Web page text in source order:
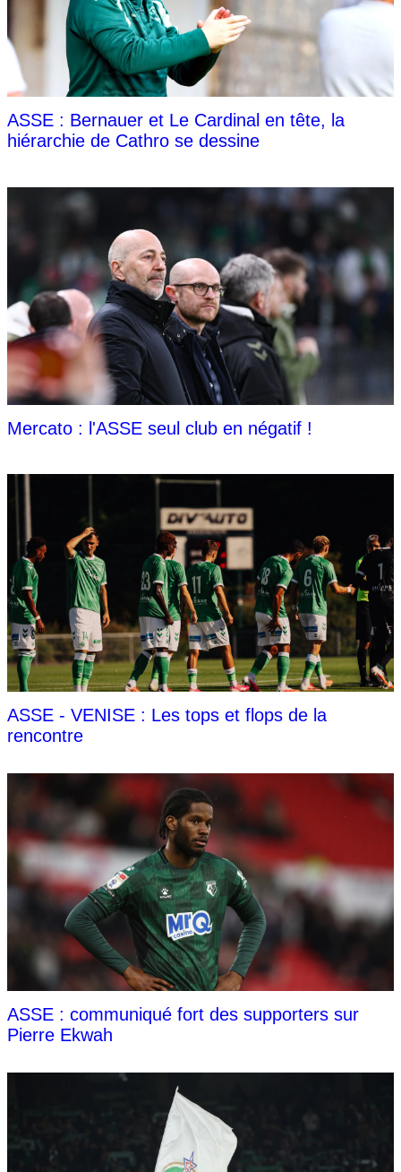
ASSE : Bernauer et Le Cardinal en tête, la
hiérarchie de Cathro se dessine
Mercato : l'ASSE seul club en négatif !
ASSE - VENISE : Les tops et flops de la
rencontre
ASSE : communiqué fort des supporters sur
Pierre Ekwah